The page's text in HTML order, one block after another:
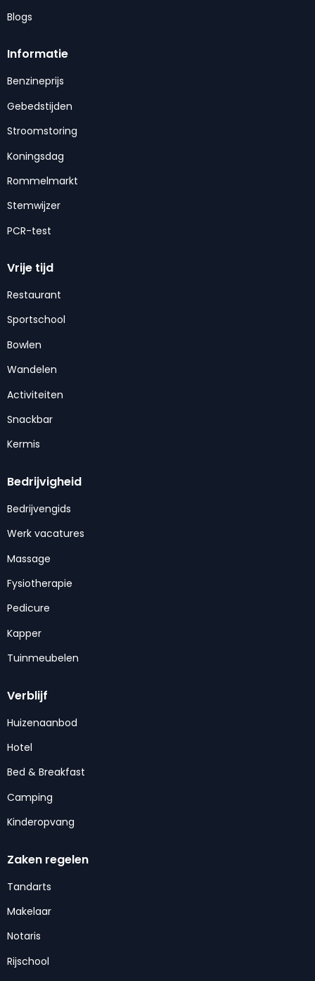
Blogs
Informatie
Benzineprijs
Gebedstijden
Stroomstoring
Koningsdag
Rommelmarkt
Stemwijzer
PCR-test
Vrije tijd
Restaurant
Sportschool
Bowlen
Wandelen
Activiteiten
Snackbar
Kermis
Bedrijvigheid
Bedrijvengids
Werk vacatures
Massage
Fysiotherapie
Pedicure
Kapper
Tuinmeubelen
Verblijf
Huizenaanbod
Hotel
Bed & Breakfast
Camping
Kinderopvang
Zaken regelen
Tandarts
Makelaar
Notaris
Rijschool